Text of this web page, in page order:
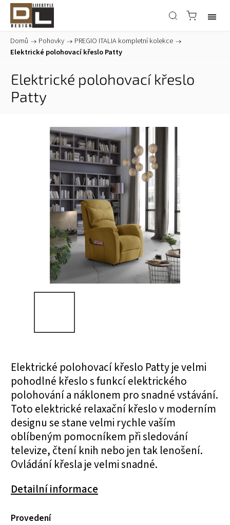
Domů / Pohovky / PREGIO ITALIA kompletní kolekce /
Elektrické polohovací křeslo Patty
Elektrické polohovací křeslo
Patty
Elektrické polohovací křeslo Patty je velmi
pohodlné křeslo s funkcí elektrického
polohování a náklonem pro snadné vstávání.
Toto elektrické relaxační křeslo v moderním
designu se stane velmi rychle vaším
oblíbeným pomocníkem při sledování
televize, čtení knih nebo jen tak lenošení.
Ovládání křesla je velmi snadné.
Detailní informace
Provedení